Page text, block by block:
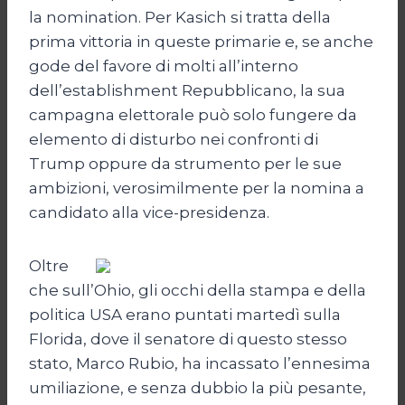
la nomination. Per Kasich si tratta della
prima vittoria in queste primarie e, se anche
gode del favore di molti all’interno
dell’establishment Repubblicano, la sua
campagna elettorale può solo fungere da
elemento di disturbo nei confronti di
Trump oppure da strumento per le sue
ambizioni, verosimilmente per la nomina a
candidato alla vice-presidenza.
Oltre
che sull’Ohio, gli occhi della stampa e della
politica USA erano puntati martedì sulla
Florida, dove il senatore di questo stesso
stato, Marco Rubio, ha incassato l’ennesima
umiliazione, e senza dubbio la più pesante,